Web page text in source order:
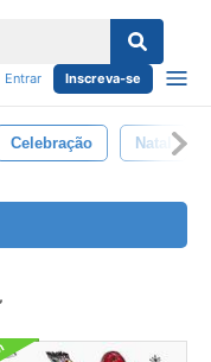
Entrar Inscreva-se
Celebração Natal